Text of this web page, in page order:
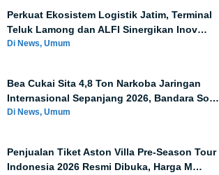
Perkuat Ekosistem Logistik Jatim, Terminal
Teluk Lamong dan ALFI Sinergikan Inov…
Di News, Umum
Bea Cukai Sita 4,8 Ton Narkoba Jaringan
Internasional Sepanjang 2026, Bandara So…
Di News, Umum
Penjualan Tiket Aston Villa Pre-Season Tour
Indonesia 2026 Resmi Dibuka, Harga M…